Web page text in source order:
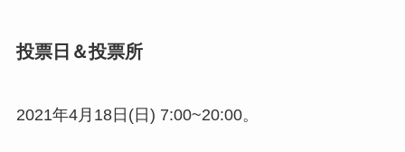
投票日＆投票所
2021年4月18日(日) 7:00~20:00。